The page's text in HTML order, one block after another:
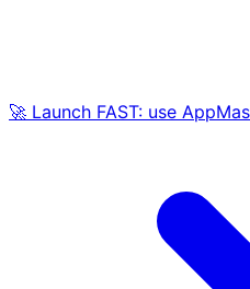
🚀 Launch FAST: use